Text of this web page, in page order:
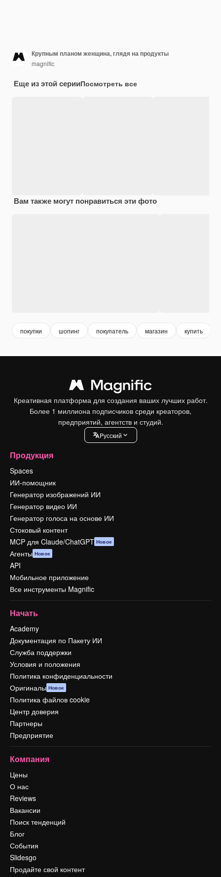
Крупным планом женщина, глядя на продукты
magnific
Еще из этой серииПосмотреть все
Вам также могут понравиться эти фото
покупки шопинг покупатель магазин купить
Креативная платформа для создания ваших лучших работ.
Более 1 миллиона подписчиков среди креаторов,
предприятий, агентств и студий.
Pусский
Продукция
Spaces
ИИ-помощник
Генератор изображений ИИ
Генератор видео ИИ
Генератор голоса на основе ИИ
Стоковый контент
MCP для Claude/ChatGPT Новое
Агенты Новое
API
Мобильное приложение
Все инструменты Magnific
Начать
Academy
Документация по Пакету ИИ
Служба поддержки
Условия и положения
Политика конфиденциальности
Оригиналы Новое
Политика файлов cookie
Центр доверия
Партнеры
Предприятие
Компания
Цены
О нас
Reviews
Вакансии
Поиск тенденций
Блог
События
Slidesgo
Продайте свой контент